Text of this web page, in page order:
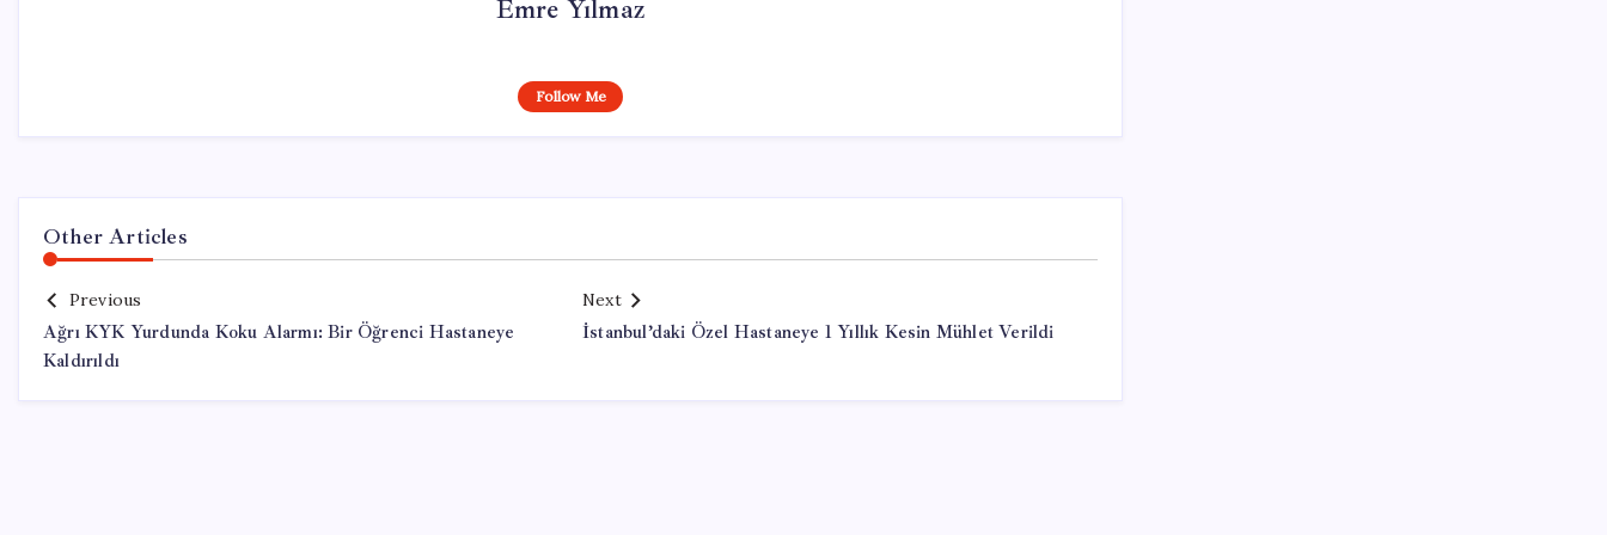
Emre Yılmaz
Follow Me
Other Articles
Previous
Ağrı KYK Yurdunda Koku Alarmı: Bir Öğrenci Hastaneye
Kaldırıldı
Next
İstanbul’daki Özel Hastaneye 1 Yıllık Kesin Mühlet Verildi